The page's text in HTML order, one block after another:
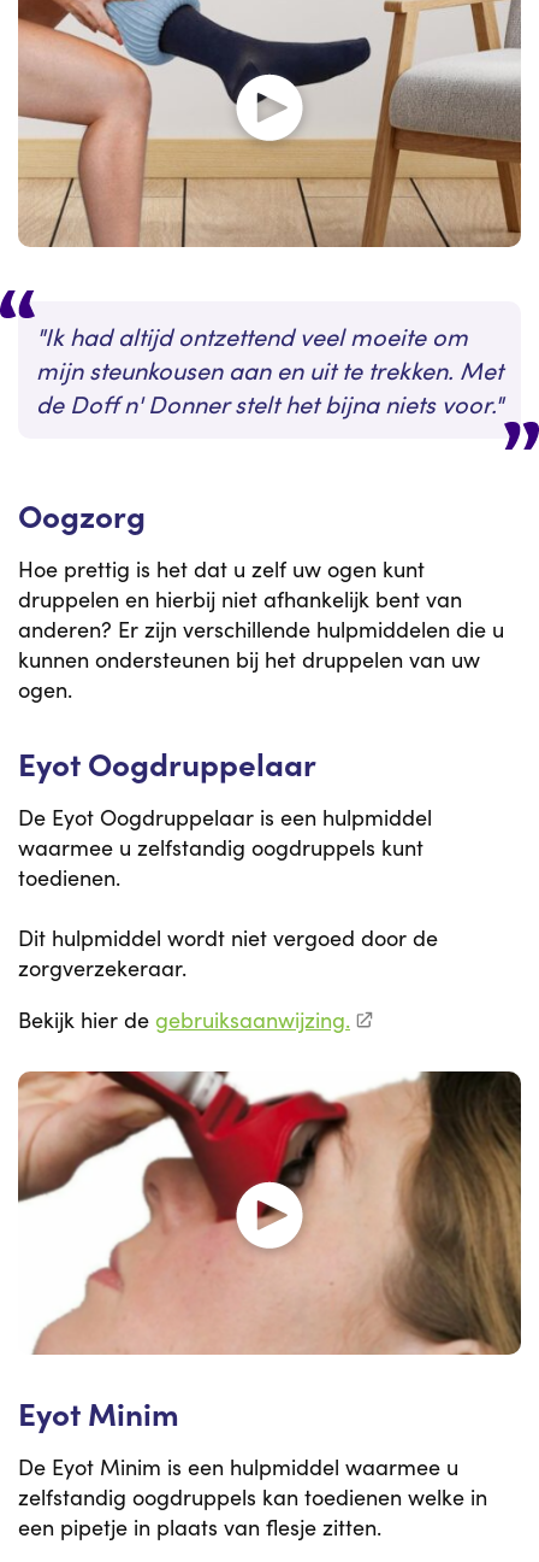
Ik had altijd ontzettend veel moeite om
mijn steunkousen aan en uit te trekken. Met
de Doff n' Donner stelt het bijna niets voor.
Oogzorg
Hoe prettig is het dat u zelf uw ogen kunt
druppelen en hierbij niet afhankelijk bent van
anderen? Er zijn verschillende hulpmiddelen die u
kunnen ondersteunen bij het druppelen van uw
ogen.
Eyot Oogdruppelaar
De Eyot Oogdruppelaar is een hulpmiddel
waarmee u zelfstandig oogdruppels kunt
toedienen.
Dit hulpmiddel wordt niet vergoed door de
zorgverzekeraar.
Bekijk hier de gebruiksaanwijzing.
Eyot Minim
De Eyot Minim is een hulpmiddel waarmee u
zelfstandig oogdruppels kan toedienen welke in
een pipetje in plaats van flesje zitten.